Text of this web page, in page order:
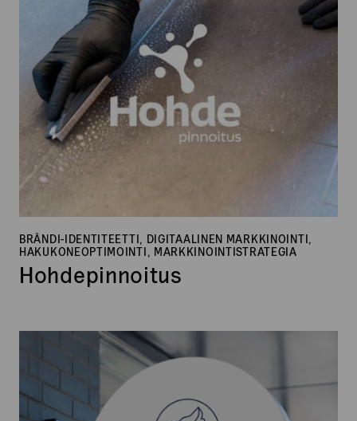
BRÄNDI-IDENTITEETTI, DIGITAALINEN MARKKINOINTI,
HAKUKONEOPTIMOINTI, MARKKINOINTISTRATEGIA
Hohdepinnoitus